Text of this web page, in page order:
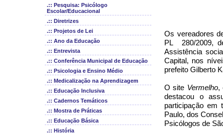
.:: Pesquisa: Psicólogo
Escolar/Educacional
.:: Diretrizes
.:: Projetos de Lei
.:: Ano da Educação
.:: Entrevista
.:: Conferência Municipal de Educação
.:: Psicologia e Ensino Médio
.:: Medicalização na Aprendizagem
.:: Educação Inclusiva
.:: Cadernos Temáticos
.:: Mostra de Práticas
.:: Educação Básica
.:: História
Os vereadores
PL 280/2009,
Assistência
Capital, nos
prefeito Gilberto
O site Vermelho,
destacou o
participação em
Paulo, dos
Psicólogos de